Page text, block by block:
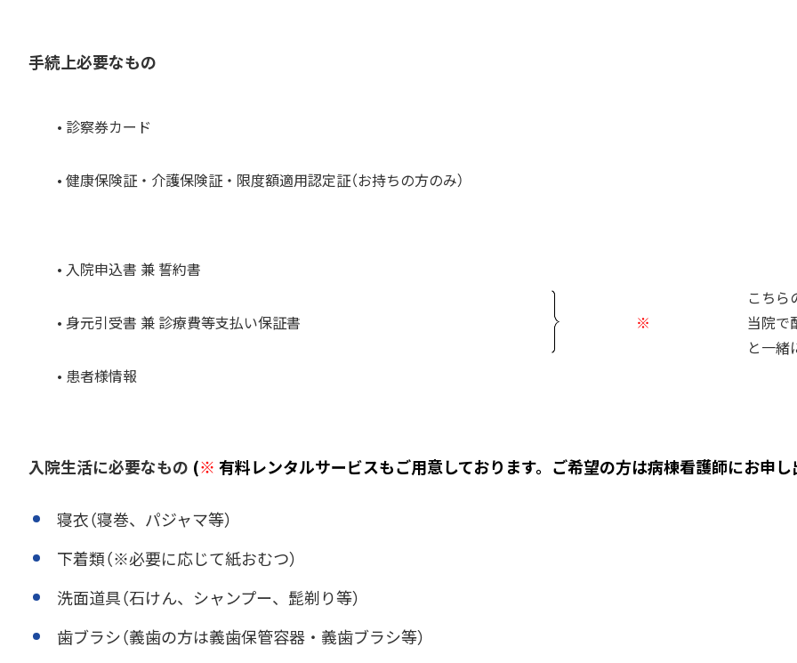
手続上必要なもの
• 診察券カード
• 健康保険証・介護保険証・限度額適用認定証（お持ちの方のみ）
• 入院申込書 兼 誓約書
※
こちら
当院で
と一緒
• 身元引受書 兼 診療費等支払い保証書
• 患者様情報
入院生活に必要なもの (※ 有料レンタルサービスもご用意しております。ご希望の方は病棟看護師にお申
寝衣（寝巻、パジャマ等）
下着類（※必要に応じて紙おむつ）
洗面道具（石けん、シャンプー、髭剃り等）
歯ブラシ（義歯の方は義歯保管容器・義歯ブラシ等）